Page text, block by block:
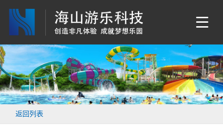
返回列表